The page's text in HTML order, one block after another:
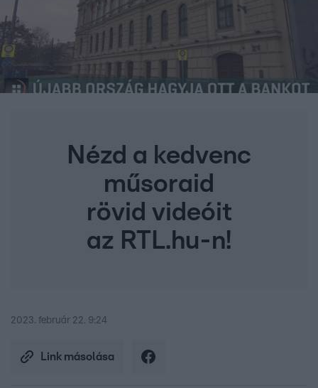
Nézd a kedvenc
műsoraid
rövid videóit
az RTL.hu-n!
2023. február 22. 9:24
Link másolása